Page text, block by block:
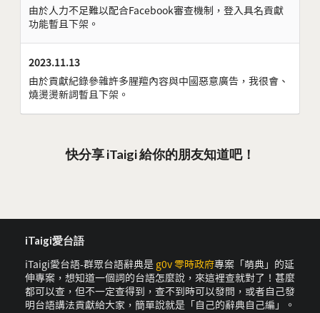
由於人力不足難以配合Facebook審查機制，登入具名貢獻
功能暫且下架。
2023.11.13
由於貢獻紀錄參雜許多腥羶內容與中國惡意廣告，我很會、
燒燙燙新詞暫且下架。
快分享 iTaigi 給你的朋友知道吧！
iTaigi愛台語
iTaigi愛台語-群眾台語辭典是 g0v 零時政府專案「萌典」的延
伸專案，想知道一個詞的台語怎麼說，來這裡查就對了！甚麼
都可以查，但不一定查得到，查不到時可以發問，或者自己發
明台語講法貢獻給大家，簡單說就是「自己的辭典自己編」。